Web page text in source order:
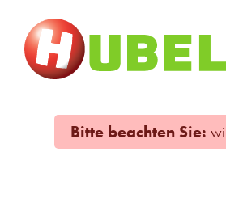
Bitte beachten Sie: